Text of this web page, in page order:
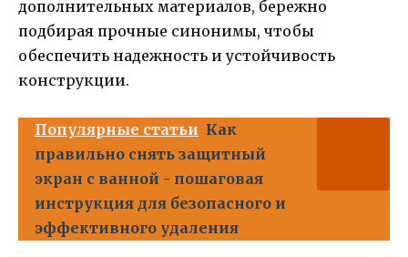
дополнительных материалов, бережно
подбирая прочные синонимы, чтобы
обеспечить надежность и устойчивость
конструкции.
Популярные статьи Как
правильно снять защитный
экран с ванной - пошаговая
инструкция для безопасного и
эффективного удаления